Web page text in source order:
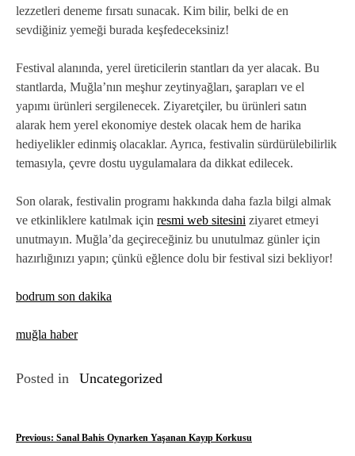
lezzetleri deneme fırsatı sunacak. Kim bilir, belki de en
sevdiğiniz yemeği burada keşfedeceksiniz!
Festival alanında, yerel üreticilerin stantları da yer alacak. Bu
stantlarda, Muğla’nın meşhur zeytinyağları, şarapları ve el
yapımı ürünleri sergilenecek. Ziyaretçiler, bu ürünleri satın
alarak hem yerel ekonomiye destek olacak hem de harika
hediyelikler edinmiş olacaklar. Ayrıca, festivalin sürdürülebilirlik
temasıyla, çevre dostu uygulamalara da dikkat edilecek.
Son olarak, festivalin programı hakkında daha fazla bilgi almak
ve etkinliklere katılmak için resmi web sitesini ziyaret etmeyi
unutmayın. Muğla’da geçireceğiniz bu unutulmaz günler için
hazırlığınızı yapın; çünkü eğlence dolu bir festival sizi bekliyor!
bodrum son dakika
muğla haber
Posted in Uncategorized
Y
Previous: Sanal Bahis Oynarken Yaşanan Kayıp Korkusu